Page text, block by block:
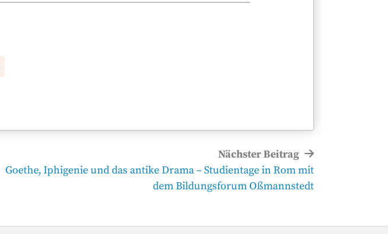
Nächster Beitrag
Nächster
Goethe, Iphigenie und das antike Drama – Studientage in Rom mit
dem Bildungsforum Oßmannstedt